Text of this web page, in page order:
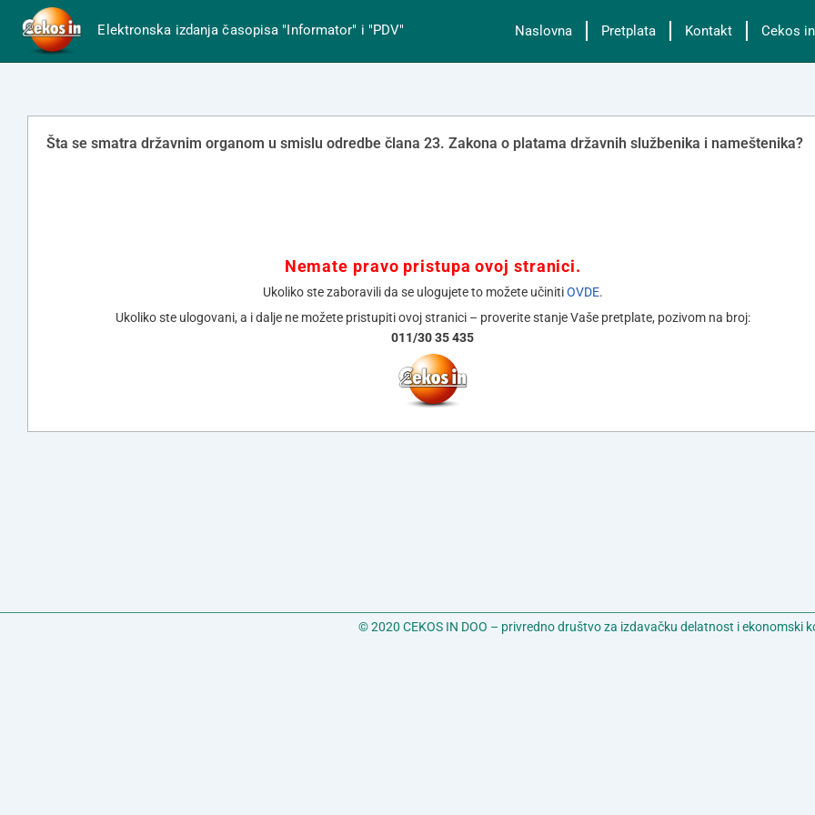
Elektronska izdanja časopisa "Informator" i "PDV" Naslovna Pretplata Kontakt Cekos in
Šta se smatra državnim organom u smislu odredbe člana 23. Zakona o platama državnih službenika i nameštenika?
Nemate pravo pristupa ovoj stranici.
Ukoliko ste zaboravili da se ulogujete to možete učinitiOVDE.
Ukoliko ste ulogovani, a i dalje ne možete pristupiti ovoj stranici – proverite stanje Vaše pretplate, pozivom na broj:
011/30 35 435
© 2020 CEKOS IN DOO – privredno društvo za izdavačku delatnost i ekonomski